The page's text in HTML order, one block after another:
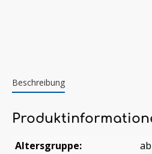
Beschreibung
Altersgruppe: